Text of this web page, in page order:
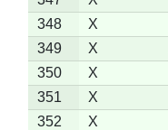
348
X
349
X
350
X
351
X
352
X